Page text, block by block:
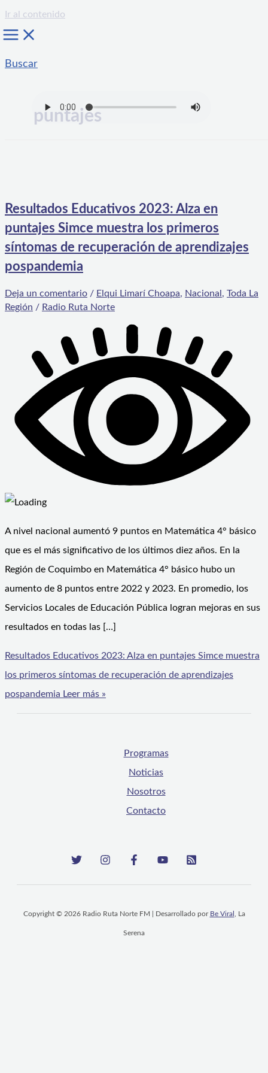
Ir al contenido
Buscar
puntajes
Resultados Educativos 2023: Alza en
puntajes Simce muestra los primeros
síntomas de recuperación de aprendizajes
pospandemia
Deja un comentario / Elqui Limarí Choapa, Nacional , Toda La
Región / Radio Ruta Norte
A nivel nacional aumentó 9 puntos en Matemática 4° básico
que es el más significativo de los últimos diez años. En la
Región de Coquimbo en Matemática 4° básico hubo un
aumento de 8 puntos entre 2022 y 2023. En promedio, los
Servicios Locales de Educación Pública logran mejoras en sus
resultados en todas las […]
Resultados Educativos 2023: Alza en puntajes Simce muestra
los primeros síntomas de recuperación de aprendizajes
pospandemia Leer más »
Programas
Noticias
Nosotros
Contacto
Copyright © 2026 Radio Ruta Norte FM | Desarrollado por Be Viral , La
Serena